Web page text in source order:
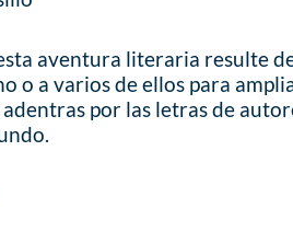
aventura literaria resulte
o a varios de ellos para
por las letras de